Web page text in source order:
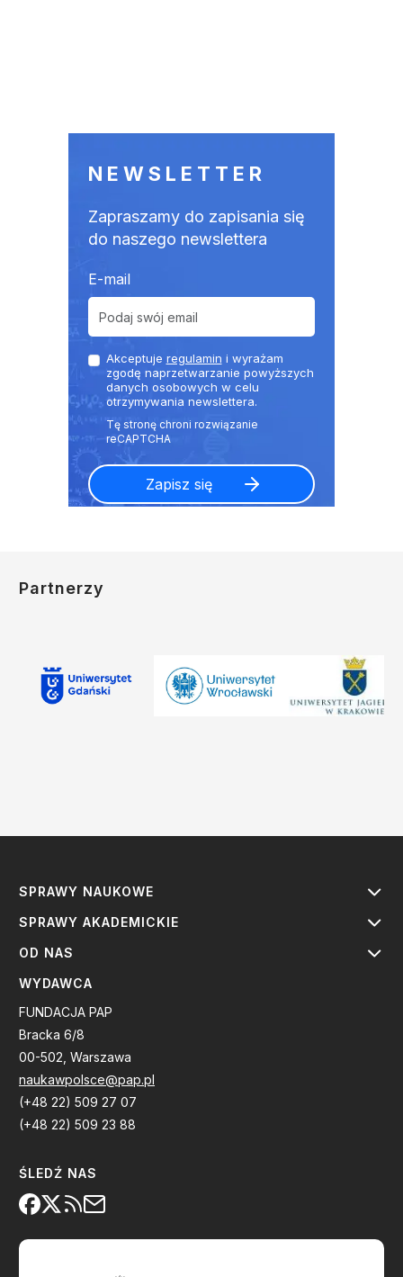
NEWSLETTER
Zapraszamy do zapisania się
do naszego newslettera
E-mail
Akceptuje regulamin i wyrażam
zgodę naprzetwarzanie powyższych
danych osobowych w celu
otrzymywania newslettera.
Partnerzy
SPRAWY NAUKOWE
SPRAWY AKADEMICKIE
OD NAS
WYDAWCA
FUNDACJA PAP
Bracka 6/8
00-502, Warszawa
naukawpolsce@pap.pl
(+48 22) 509 27 07
(+48 22) 509 23 88
ŚLEDŹ NAS